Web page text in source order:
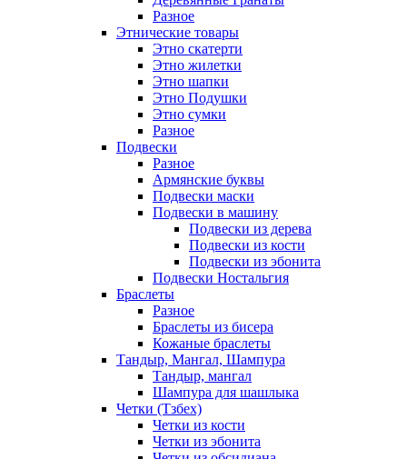
Разное
Этнические товары
Этно скатерти
Этно жилетки
Этно шапки
Этно Подушки
Этно сумки
Разное
Подвески
Разное
Армянские буквы
Подвески маски
Подвески в машину
Подвески из дерева
Подвески из кости
Подвески из эбонита
Подвески Ностальгия
Браслеты
Разное
Браслеты из бисера
Кожаные браслеты
Тандыр, Мангал, Шампура
Тандыр, мангал
Шампура для шашлыка
Четки (Тзбех)
Четки из кости
Четки из эбонита